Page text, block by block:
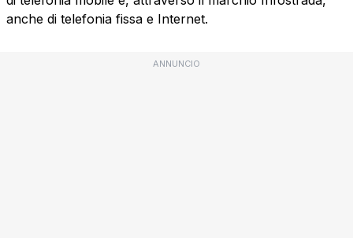
anche di telefonia fissa e Internet.
ANNUNCIO